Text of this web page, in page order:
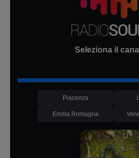
Seleziona il
Piacenza
Emilia Romagna